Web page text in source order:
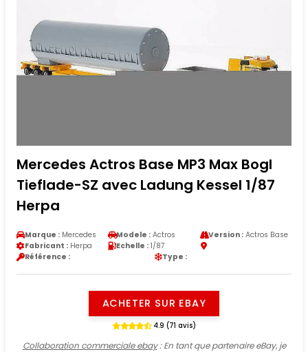
Mercedes Actros Base MP3 Max Bogl
Tieflade-SZ avec Ladung Kessel 1/87
Herpa
Marque : Mercedes Modele : Actros Version :Actros Base
Fabricant : Herpa Echelle : 1/87
Référence :
Type :
ACHETER SUR EBAY
4.9 (71 avis)
Collaboration commerciale ebay: En tant que partenaire eBay, je